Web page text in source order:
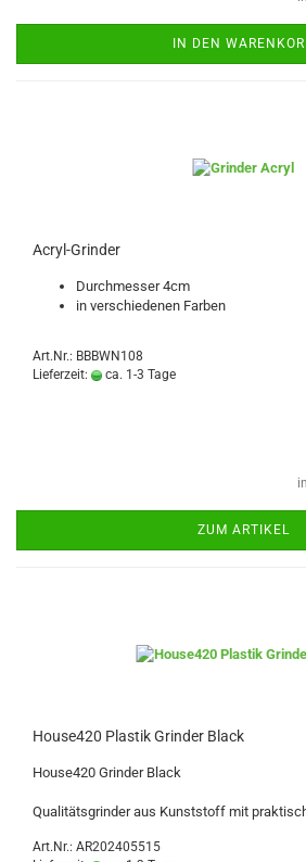
IN DEN
Acryl-Grinder
Durchmesser 4cm
in verschiedenen Farben
Art.Nr.: BBBWN108
Lieferzeit:
ca. 1-3 Tage
ZUM ARTIKEL
House420 Plastik Grinder Black
House420 Grinder Black
Qualitätsgrinder aus Kunststoff mit
Art.Nr.: AR202405515